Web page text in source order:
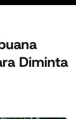
Diminta